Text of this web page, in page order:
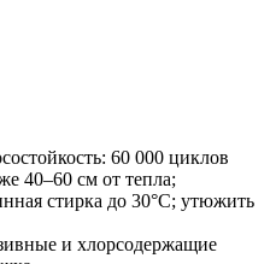
60 000 циклов
40–60 см от тепла;
стирка до 30°C; утюжить
и хлорсодержащие